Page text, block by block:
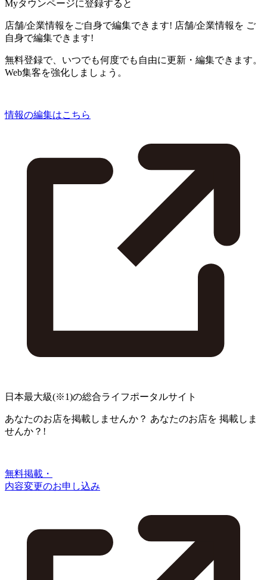
Myタウンページに登録すると
店舗/企業情報をご自身で編集できます! 店舗/企業情報を ご
自身で編集できます!
無料登録で、いつでも何度でも自由に更新・編集できます。
Web集客を強化しましょう。
情報の編集はこちら
日本最大級(※1)の総合ライフポータルサイト
あなたのお店を掲載しませんか？ あなたのお店を 掲載しま
せんか？!
無料掲載・
内容変更のお申し込み